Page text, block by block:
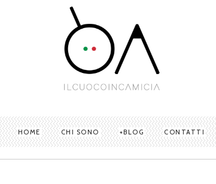
HOME CHI SONO BLOG CONTATTI